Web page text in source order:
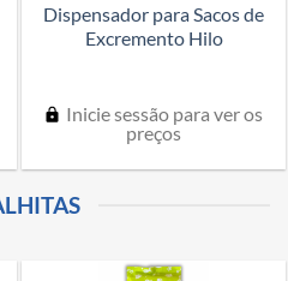
Dispensador para Sacos de
Excremento Hilo
Inicie sessão para ver os
preços